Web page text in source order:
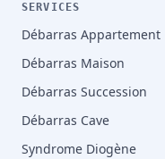
SERVICES
Débarras Appartement
Débarras Maison
Débarras Succession
Débarras Cave
Syndrome Diogène